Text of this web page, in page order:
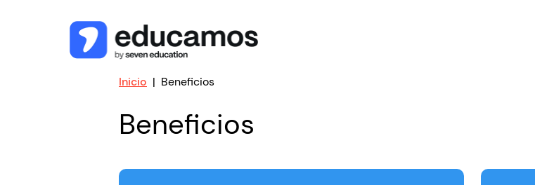
Inicio Beneficios
Beneficios